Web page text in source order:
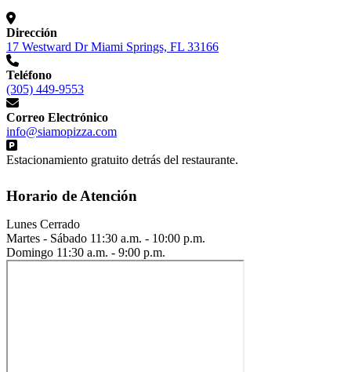
Dirección
17 Westward Dr Miami Springs, FL 33166
Teléfono
(305) 449-9553
Correo Electrónico
info@siamopizza.com
Estacionamiento gratuito detrás del restaurante.
Horario de Atención
Lunes Cerrado
Martes - Sábado 11:30 a.m. - 10:00 p.m.
Domingo 11:30 a.m. - 9:00 p.m.